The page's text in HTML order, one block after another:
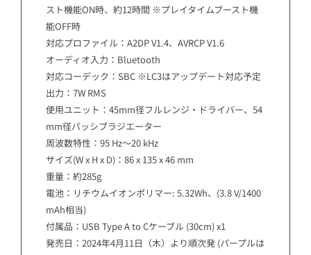
スト機能ON時、約12時間 ※プレイタイムブースト機
能OFF時
対応プロファイル：A2DP V1.4、AVRCP V1.6
オーディオ入力：Bluetooth
対応コーデック：SBC ※LC3はアップデート対応予定
出力：7W RMS
使用ユニット：45mm径フルレンジ・ドライバー、54
mm径パッシブラジエーター
周波数特性：95 Hz～20 kHz
サイズ(W x H x D)：86 x 135 x 46 mm
重量：約285g
電池：リチウムイオンポリマー: 5.32Wh、(3.8 V/1400
mAh相当)
付属品：USB Type A to Cケーブル (30cm) x1
発売日：2024年4月11日（木）より順次発 (パープルは